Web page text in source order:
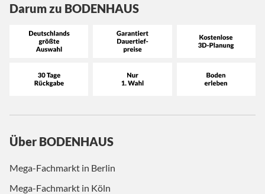
Darum zu BODENHAUS
Über BODENHAUS
Mega-Fachmarkt in Berlin
Mega-Fachmarkt in Köln